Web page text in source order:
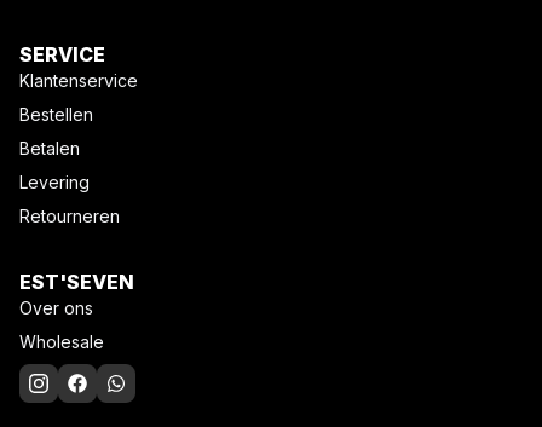
SERVICE
Klantenservice
Bestellen
Betalen
Levering
Retourneren
EST'SEVEN
Over ons
Wholesale